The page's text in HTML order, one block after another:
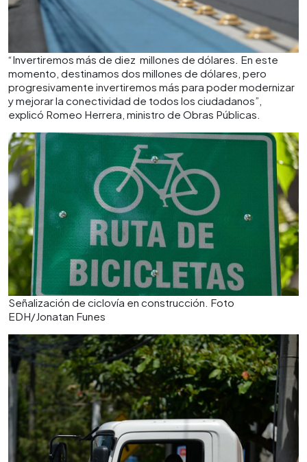
“Invertiremos más de diez millones de dólares. En este
momento, destinamos dos millones de dólares, pero
progresivamente invertiremos más para poder modernizar
y mejorar la conectividad de todos los ciudadanos”,
explicó Romeo Herrera, ministro de Obras Públicas.
Señalización de ciclovía en construcción. Foto
EDH/Jonatan Funes